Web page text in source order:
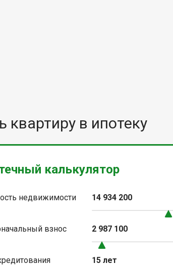
квартиру в ипотеку
калькулятор
недвижимости 14 934 200
взнос 2 987 100
15 лет